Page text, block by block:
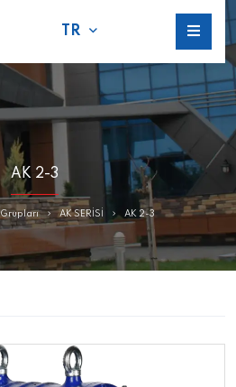
TR
AK 2-3
Grupları AK SERİSİ AK 2-3